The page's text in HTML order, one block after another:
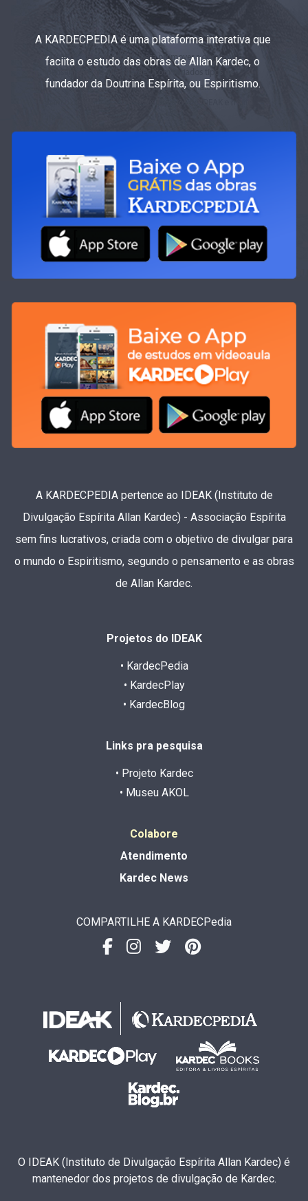
A KARDECPEDIA é uma plataforma interativa que
faciita o estudo das obras de Allan Kardec, o
fundador da Doutrina Espírita, ou Espiritismo.
A KARDECPEDIA pertence ao IDEAK (Instituto de
Divulgação Espírita Allan Kardec) - Associação Espírita
sem fins lucrativos, criada com o objetivo de divulgar para
o mundo o Espiritismo, segundo o pensamento e as obras
de Allan Kardec.
Projetos do IDEAK
• KardecPedia
• KardecPlay
• KardecBlog
Links pra pesquisa
• Projeto Kardec
• Museu AKOL
Colabore
Atendimento
Kardec News
COMPARTILHE A KARDECPedia
O IDEAK (Instituto de Divulgação Espírita Allan Kardec) é
mantenedor dos projetos de divulgação de Kardec.